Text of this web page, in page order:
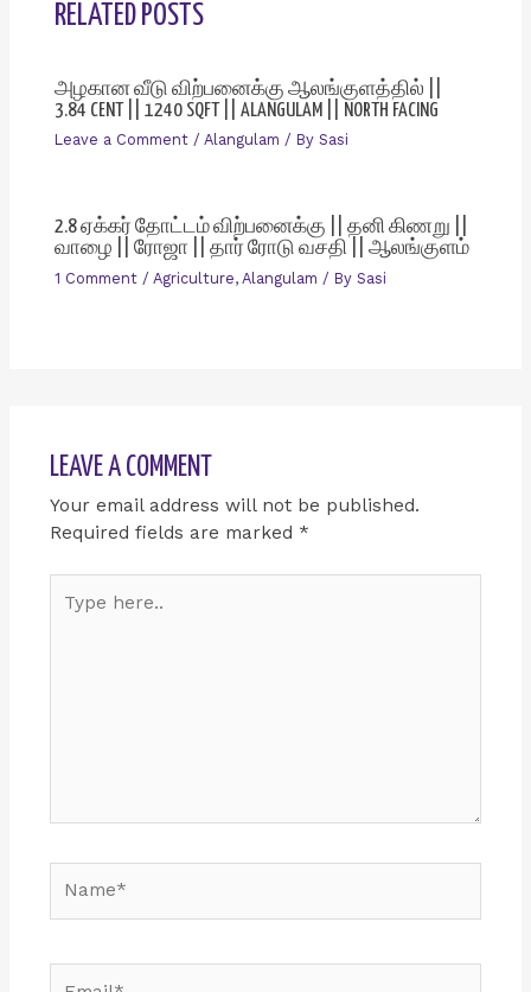
RELATED POSTS
அழகான வீடு விற்பனைக்கு ஆலங்குளத்தில் ||
3.84 CENT || 1240 SQFT || ALANGULAM || NORTH FACING
Leave a Comment / Alangulam / By Sasi
2.8 ஏக்கர் தோட்டம் விற்பனைக்கு || தனி கிணறு ||
வாழை || ரோஜா || தார் ரோடு வசதி || ஆலங்குளம்
1 Comment / Agriculture, Alangulam / By Sasi
LEAVE A COMMENT
Your email address will not be published.
Required fields are marked *
here..